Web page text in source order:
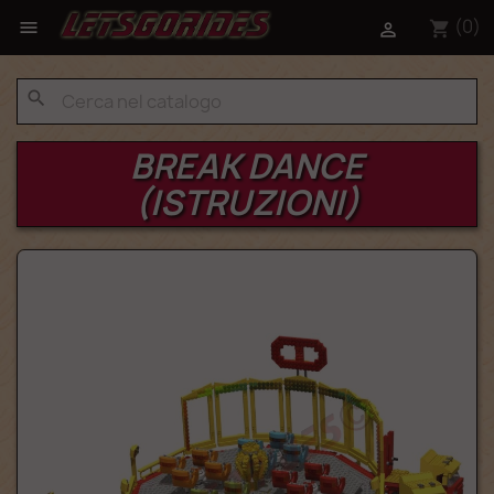
 shopping_cart (0)

search
BREAK DANCE
(ISTRUZIONI)